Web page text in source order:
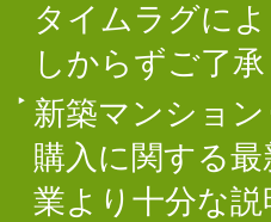
タイムラグに
しからずご了承
新築マンショ
購入に関する
業より十分な